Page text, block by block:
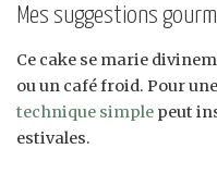
Mes suggestions
Ce cake se marie
ou un café froid. Pour
technique simple peut
estivales.